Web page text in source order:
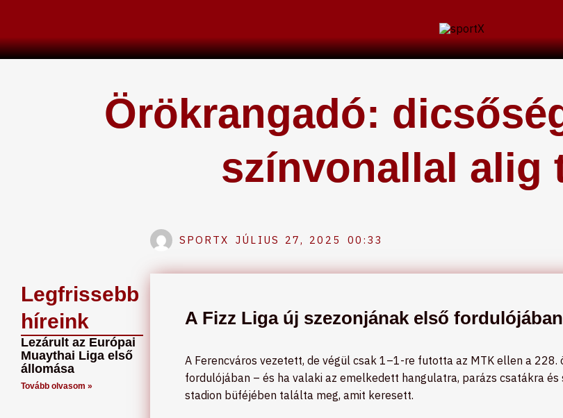
content
Örökrangadó:
színvonallal alig
SPORTX JÚLIUS 27, 2025 00:33
Legfrissebb
híreink
Lezárult az Európai
Muaythai Liga első
állomása
Tovább olvasom »
A Fizz Liga új szezonjának első
A Ferencváros vezetett, de végül csak 1–1-re futotta az MTK ellen a 228.
fordulójában – és ha valaki az emelkedett hangulatra, parázs csatákra
stadion büféjében találta meg, amit keresett.